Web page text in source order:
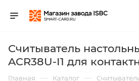
Считыватель
ACR38U-I1 для
Главная — Каталог —